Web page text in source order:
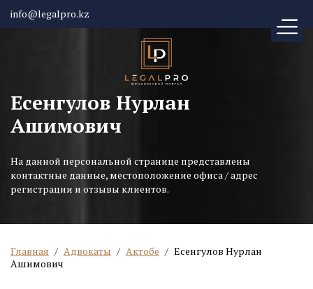
info@legalpro.kz
Есенгулов Нурлан
Ашимович
На данной персональной странице представлены
контактные данные, местоположение офиса / адрес
регистрации и отзывы клиентов.
Главная / Адвокаты / Актобе / Есенгулов Нурлан
Ашимович